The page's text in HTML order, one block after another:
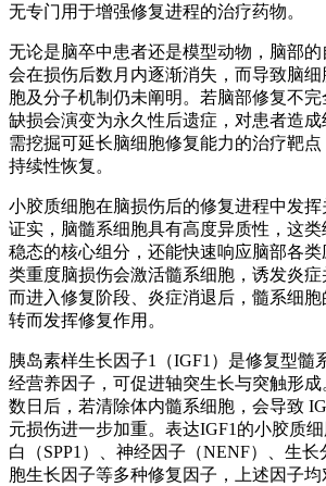
无专门用于增强修复进程的治疗药物。
无论是脑卒中患者还是模型动物，脑部
会在损伤后数月内逐渐消失，而导致脑
胞及分子机制仍未阐明。若脑部修复不
缺损会演变为永久性后遗症，对患者造
需挖掘可延长脑细胞修复能力的治疗靶
持续性恢复。
小胶质细胞在脑损伤后的修复进程中发
证实，脑髓系细胞具有高度异质性，这
稳态的核心组分，还能快速响应脑部各
类重度脑损伤会激活髓系细胞，诱发炎症
而进入修复阶段、炎症消退后，髓系细胞
转而发挥修复作用。
胰岛素样生长因子1（IGF1）是修复型髓
经营养因子，可促进轴突生长与突触形
数日后，若清除体内髓系细胞，会导致
元损伤进一步加重。表达IGF1的小胶质
白（SPP1）、神经因子（NENF）、生
胞生长因子等多种修复因子，上述因子